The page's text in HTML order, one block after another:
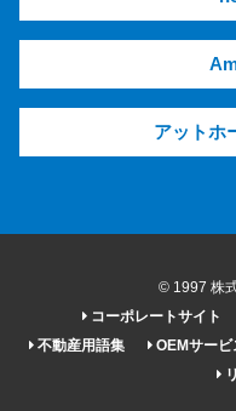
アットホ
© 1997 株
コーポレートサイト
不動産用語集
OEMサービ